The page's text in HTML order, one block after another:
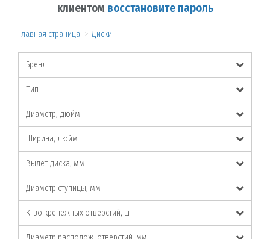
клиентом восстановите пароль
Главная страница Диски
Бренд
Тип
Диаметр, дюйм
Ширина, дюйм
Вылет диска, мм
Диаметр ступицы, мм
К-во крепежных отверстий, шт